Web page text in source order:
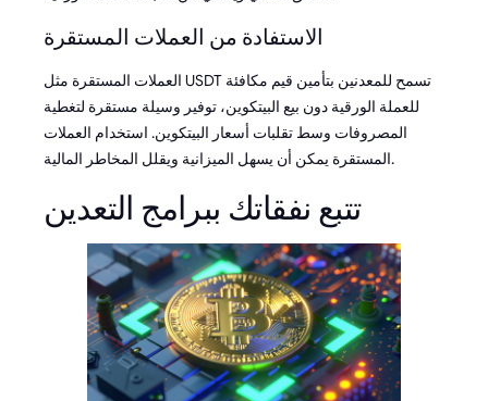
الاستفادة من العملات المستقرة
العملات المستقرة مثل USDT تسمح للمعدنين بتأمين قيم مكافئة
للعملة الورقية دون بيع البيتكوين، توفير وسيلة مستقرة لتغطية
المصروفات وسط تقلبات أسعار البيتكوين. استخدام العملات
المستقرة يمكن أن يسهل الميزانية ويقلل المخاطر المالية.
تتبع نفقاتك ببرامج التعدين